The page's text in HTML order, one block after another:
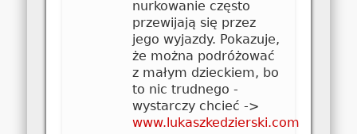
nurkowanie często
przewijają się przez
jego wyjazdy. Pokazuje,
że można podróżować
z małym dzieckiem, bo
to nic trudnego -
wystarczy chcieć ->
www.lukaszkedzierski.com